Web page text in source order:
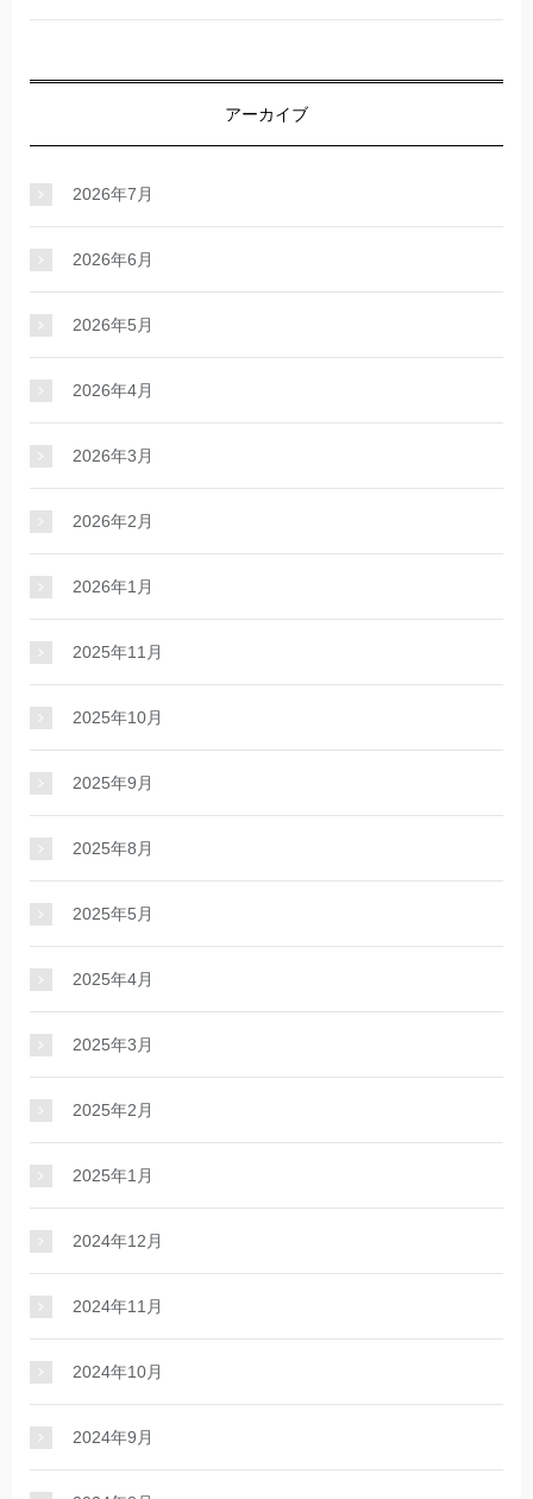
アーカイブ
2026年7月
2026年6月
2026年5月
2026年4月
2026年3月
2026年2月
2026年1月
2025年11月
2025年10月
2025年9月
2025年8月
2025年5月
2025年4月
2025年3月
2025年2月
2025年1月
2024年12月
2024年11月
2024年10月
2024年9月